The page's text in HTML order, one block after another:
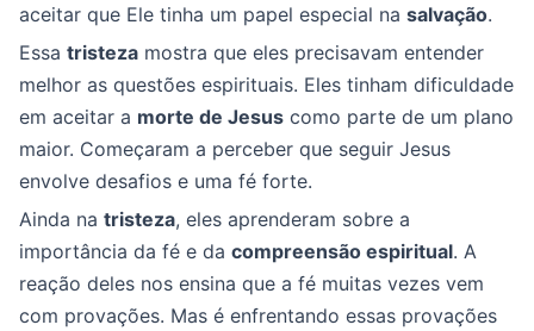
aceitar que Ele tinha um papel especial na salvação.
Essa tristeza mostra que eles precisavam entender
melhor as questões espirituais. Eles tinham dificuldade
em aceitar a morte de Jesus como parte de um plano
maior. Começaram a perceber que seguir Jesus
envolve desafios e uma fé forte.
Ainda na tristeza, eles aprenderam sobre a
importância da fé e da compreensão espiritual. A
reação deles nos ensina que a fé muitas vezes vem
com provações. Mas é enfrentando essas provações